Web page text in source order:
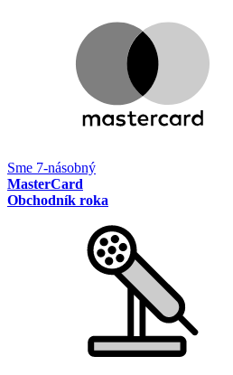
Sme 7-násobný
MasterCard
Obchodník roka